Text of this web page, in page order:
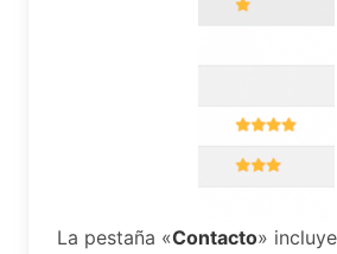
La pestaña «Contacto»